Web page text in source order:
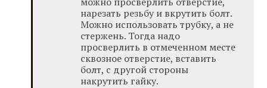
нарезать резьбу и вкрутить болт.
Можно использовать трубку, а не
стержень. Тогда надо
просверлить в отмеченном месте
сквозное отверстие, вставить
болт, с другой стороны
накрутить гайку.